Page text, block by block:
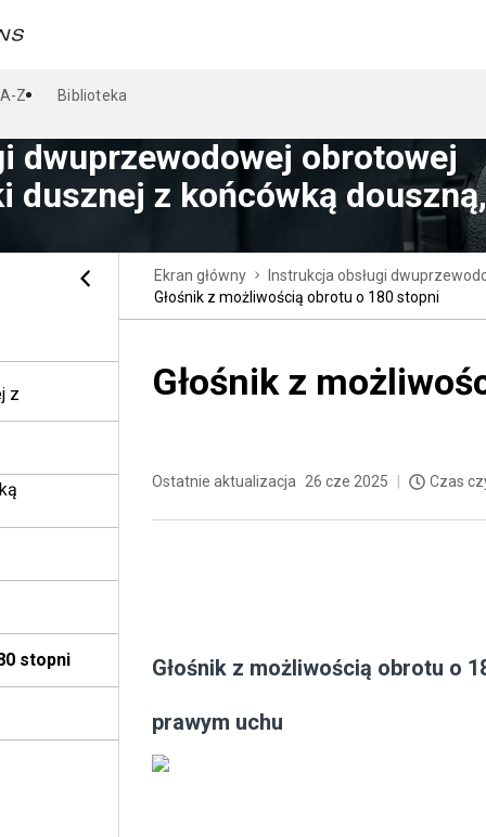
Z Biblioteka
dwuprzewodowej obrotowej
dusznej z końcówką douszną,
z
stopni
Ekran główny
Instrukcja obsługi
Głośnik z możliwością obrotu o 180 stopni
Głośnik z
Ostatnie aktualizacja 26 cze 2025 Czas
Głośnik z możliwością obrotu o
prawym uchu